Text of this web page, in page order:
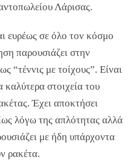
Λάρισας.
ευρέως σε όλο τον κόσμο
παρουσιάζει στην
“τέννις με τοίχους”. Είναι
στοιχεία του
Έχει αποκτήσει
λόγω της απλότητας αλλά
με ήδη υπάρχοντα
ρακέτα.